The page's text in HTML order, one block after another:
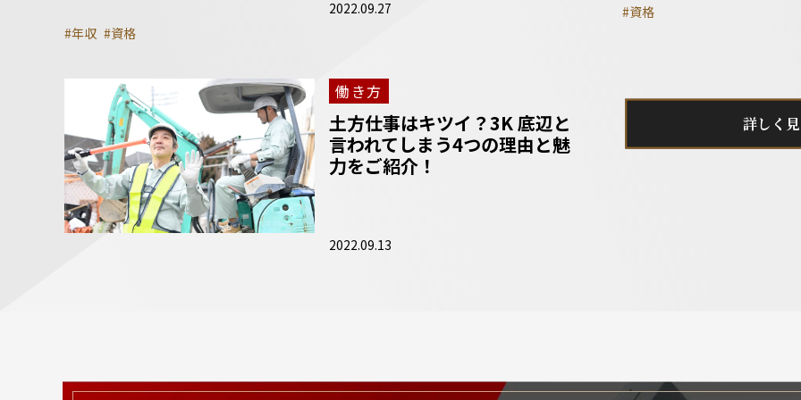
2022.09.27
#年収 #資格
#資格
働き方
土方仕事はキツイ？3K 底辺と
言われてしまう4つの理由と魅
力をご紹介！
2022.09.13
詳しく